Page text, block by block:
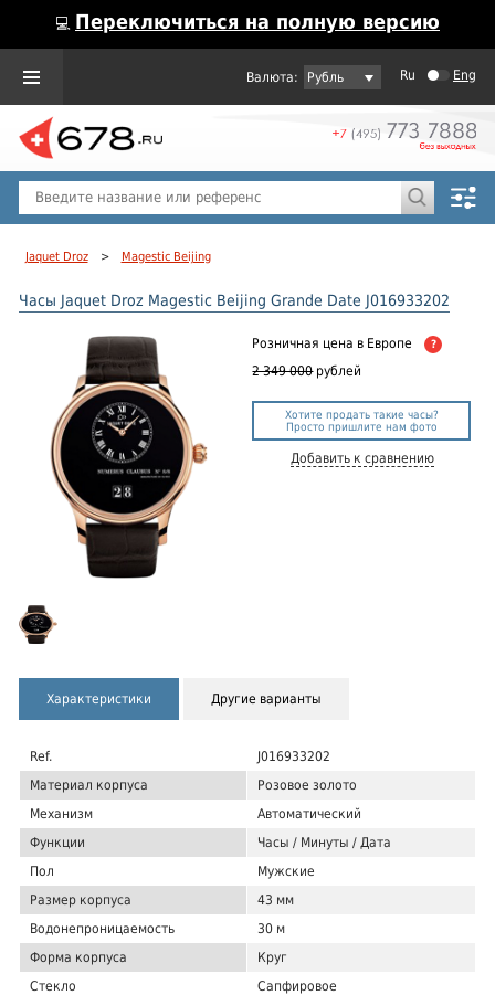
💻 Переключиться на полную версию
Рубль Ru Eng
Jaquet Droz > Magestic Beijing
Часы Jaquet Droz Magestic Beijing Grande Date J016933202
Розничная цена в Европе ?
2 349 000 рублей
Хотите продать такие часы?
Просто пришлите нам фото
Добавить к сравнению
Характеристики Другие варианты
Ref.
J016933202
Материал корпуса
Розовое золото
Механизм
Автоматический
Функции
Часы / Минуты / Дата
Пол
Мужские
Размер корпуса
43 мм
Водонепроницаемость
30 м
Форма корпуса
Круг
Стекло
Сапфировое